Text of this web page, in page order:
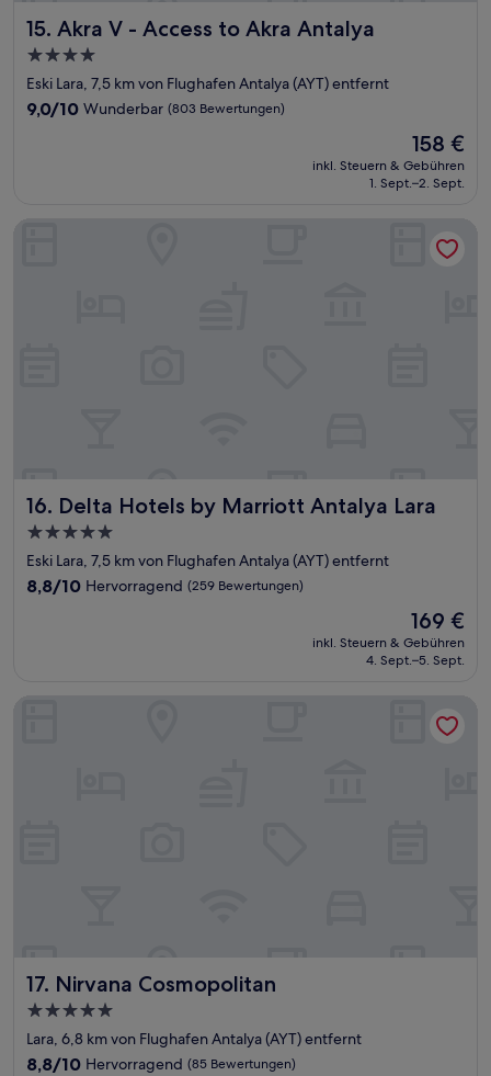
15. Akra V - Access to Akra Antalya
Akra V - Access to Akra Antalya
4.0-
Sterne-
Unterkunft
Eski Lara, 7,5 km von Flughafen Antalya (AYT) entfernt
9.0
9,0/10 Wunderbar (803 Bewertungen)
Der
Preis
beträgt
158 €
inkl. Steuern & Gebühren
1. Sept.–2. Sept.
16. Delta Hotels by Marriott Antalya Lara
Delta Hotels by Marriott Antalya Lara
5.0-
Sterne-
Unterkunft
Eski Lara, 7,5 km von Flughafen Antalya (AYT) entfernt
8.8
8,8/10 Hervorragend (259 Bewertungen)
Der
Preis
beträgt
169 €
inkl. Steuern & Gebühren
4. Sept.–5. Sept.
Delta Hotels by Marriott Antalya Lara
17. Nirvana Cosmopolitan
Nirvana Cosmopolitan
5.0-
Sterne-
Unterkunft
Lara, 6,8 km von Flughafen Antalya (AYT) entfernt
8.8
8,8/10 Hervorragend (85 Bewertungen)